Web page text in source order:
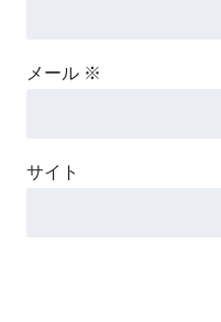
メール ※
サイト